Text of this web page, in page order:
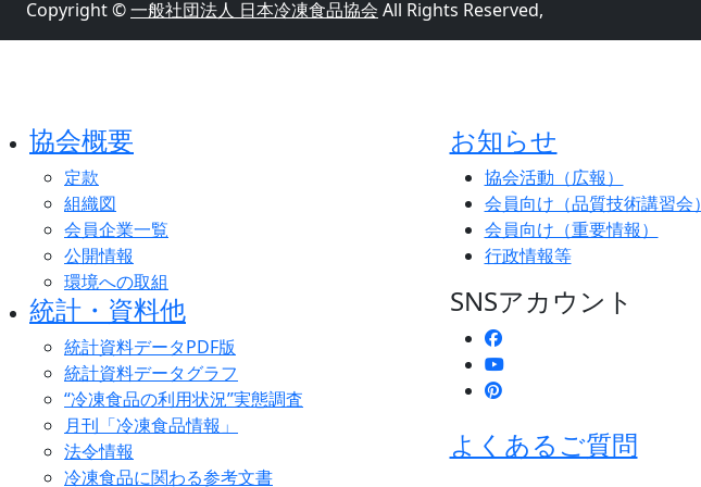
Copyright ©一般社団法人 日本冷凍食品協会 All Rights Reserved,
協会概要
定款
組織図
会員企業一覧
公開情報
環境への取組
統計・資料他
統計資料データPDF版
統計資料データグラフ
“冷凍食品の利用状況”実態調査
月刊「冷凍食品情報」
法令情報
冷凍食品に関わる参考文書
お知らせ
協会活動（広報）
会員向け（品質技術講習会）
会員向け（重要情報）
行政情報等
SNSアカウント
よくあるご質問